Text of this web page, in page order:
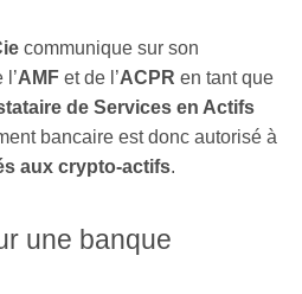
communique sur son
AMF et de l’ACPR en tant que
de Services en Actifs
bancaire est donc autorisé à
aux crypto-actifs.
une banque